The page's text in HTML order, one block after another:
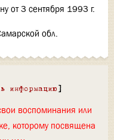
от 3 сентября 1993 г.
обл.
информацию ]
воспоминания или
которому посвящена